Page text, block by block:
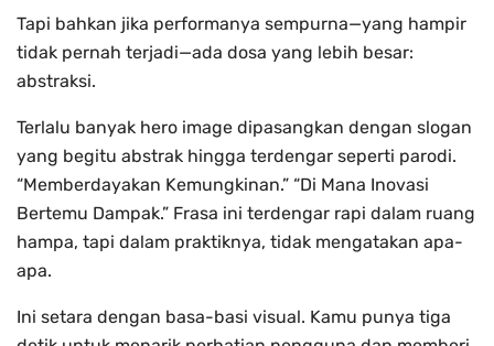
Tapi bahkan jika performanya sempurna—yang hampir
tidak pernah terjadi—ada dosa yang lebih besar:
abstraksi.
Terlalu banyak hero image dipasangkan dengan slogan
yang begitu abstrak hingga terdengar seperti parodi.
“Memberdayakan Kemungkinan.” “Di Mana Inovasi
Bertemu Dampak.” Frasa ini terdengar rapi dalam ruang
hampa, tapi dalam praktiknya, tidak mengatakan apa-
apa.
Ini setara dengan basa-basi visual. Kamu punya tiga